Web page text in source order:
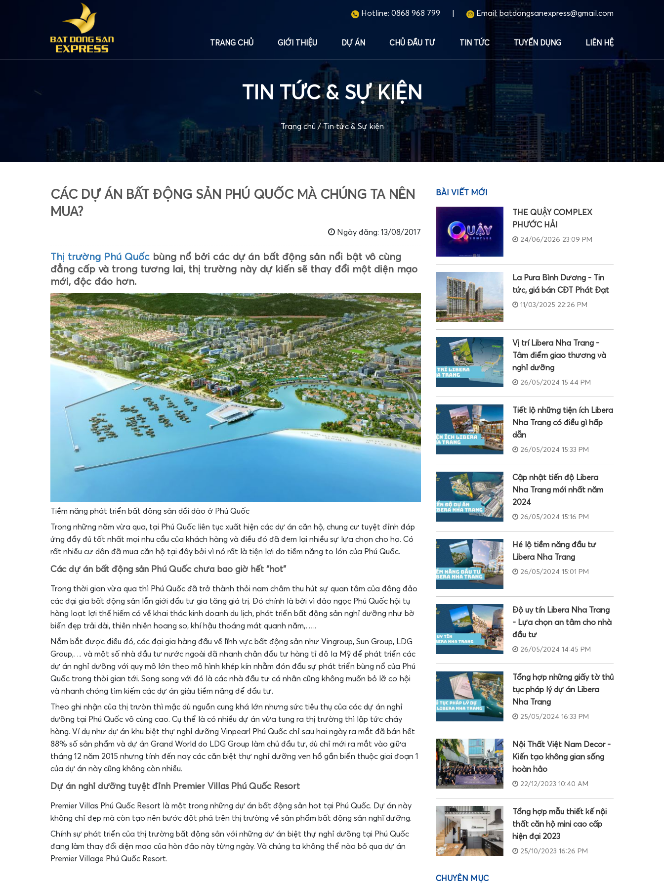
Hotline: 0868 968 799 Email: batdongsanexpress@gmail.com
TRANG CHỦ GIỚI THIỆU DỰ ÁN CHỦ ĐẦU TƯ TIN TỨC TUYỂN DỤNG LIÊN HỆ
TIN TỨC & SỰ KIỆN
Trang chủ /Tin tức & Sự kiện
CÁC DỰ ÁN BẤT ĐỘNG SẢN PHÚ QUỐC MÀ CHÚNG TA NÊN
MUA?
Ngày đăng: 13/08/2017
Thị trường Phú Quốc bùng nổ bởi các dự án bất động sản nổi bật vô cùng
đẳng cấp và trong tương lai, thị trường này dự kiến sẽ thay đổi một diện mạo
mới, độc đáo hơn.
Tiềm năng phát triển bất đông sản dồi dào ở Phú Quốc
Trong những năm vừa qua, tại Phú Quốc liên tục xuất hiện các dự án căn hộ, chung cư tuyệt đỉnh đáp
ứng đầy đủ tốt nhất mọi nhu cầu của khách hàng và điều đó đã đem lại nhiều sự lựa chọn cho họ. Có
rất nhiều cư dân đã mua căn hộ tại đây bởi vì nó rất là tiện lợi do tiềm năng to lớn của Phú Quốc.
Các dự án bất động sản Phú Quốc chưa bao giờ hết “hot”
Trong thời gian vừa qua thì Phú Quốc đã trở thành thỏi nam châm thu hút sự quan tâm của đông đảo
các đại gia bất động sản lẫn giới đầu tư gia tăng giá trị. Đó chính là bởi vì đảo ngọc Phú Quốc hội tụ
hàng loạt lợi thế hiếm có về khai thác kinh doanh du lịch, phát triển bất động sản nghỉ dưỡng như bờ
biển đẹp trải dài, thiên nhiên hoang sơ, khí hậu thoáng mát quanh năm,…..
Nắm bắt được điều đó, các đại gia hàng đầu về lĩnh vực bất động sản như Vingroup, Sun Group, LDG
Group,… và một số nhà đầu tư nước ngoài đã nhanh chân đầu tư hàng tỉ đô la Mỹ để phát triển các
dự án nghỉ dưỡng với quy mô lớn theo mô hình khép kín nhằm đón đầu sự phát triển bùng nổ của Phú
Quốc trong thời gian tới. Song song với đó là các nhà đầu tư cá nhân cũng không muốn bỏ lỡ cơ hội
và nhanh chóng tìm kiếm các dự án giàu tiềm năng để đầu tư.
Theo ghi nhận của thị trườn thì mặc dù nguồn cung khá lớn nhưng sức tiêu thụ của các dự án nghỉ
dưỡng tại Phú Quốc vô cùng cao. Cụ thể là có nhiều dự án vừa tung ra thị trường thì lập tức cháy
hàng. Ví dụ như dự án khu biệt thự nghỉ dưỡng Vinpearl Phú Quốc chỉ sau hai ngày ra mắt đã bán hết
88% số sản phẩm và dự án Grand World do LDG Group làm chủ đầu tư, dù chỉ mới ra mắt vào giữa
tháng 12 năm 2015 nhưng tính đến nay các căn biệt thự nghỉ dưỡng ven hồ gần biển thuộc giai đoạn 1
của dự án này cũng không còn nhiều.
Dự án nghỉ dưỡng tuyệt đỉnh Premier Villas Phú Quốc Resort
Premier Villas Phú Quốc Resort là một trong những dự án bất động sản hot tại Phú Quốc. Dự án này
không chỉ đẹp mà còn tạo nên bước đột phá trên thị trường về sản phẩm bất động sản nghĩ dưỡng.
Chính sự phát triển của thị trường bất động sản với những dự án biệt thự nghỉ dưỡng tại Phú Quốc
đang làm thay đổi diện mạo của hòn đảo này từng ngày. Và chúng ta không thể nào bỏ qua dự án
Premier Village Phú Quốc Resort.
BÀI VIẾT MỚI
THE QUẬY COMPLEX
PHƯỚC HẢI
24/06/2026 23:09 PM
La Pura Bình Dương - Tin
tức, giá bán CĐT Phát Đạt
11/03/2025 22:26 PM
Vị trí Libera Nha Trang -
Tâm điểm giao thương và
nghỉ dưỡng
26/05/2024 15:44 PM
Tiết lộ những tiện ích Libera
Nha Trang có điều gì hấp
dẫn
26/05/2024 15:33 PM
Cập nhật tiến độ Libera
Nha Trang mới nhất năm
2024
26/05/2024 15:16 PM
Hé lộ tiềm năng đầu tư
Libera Nha Trang
26/05/2024 15:01 PM
Độ uy tín Libera Nha Trang
- Lựa chọn an tâm cho nhà
đầu tư
26/05/2024 14:45 PM
Tổng hợp những giấy tờ thủ
tục pháp lý dự án Libera
Nha Trang
25/05/2024 16:33 PM
Nội Thất Việt Nam Decor -
Kiến tạo không gian sống
hoàn hảo
22/12/2023 10:40 AM
Tổng hợp mẫu thiết kế nội
thất căn hộ mini cao cấp
hiện đại 2023
25/10/2023 16:26 PM
CHUYÊN MỤC